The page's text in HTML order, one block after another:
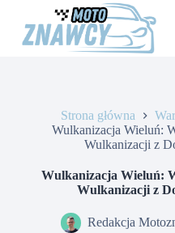
Strona główna
Wulkanizacja Wieluń:
Wulkanizacji z
Wulkanizacja Wieluń:
Wulkanizacji z
Redakcja